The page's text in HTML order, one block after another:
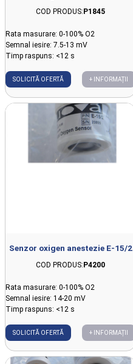
COD PRODUS:P1845
Rata masurare: 0-100% O2
Semnal iesire: 7.5-13 mV
Timp raspuns: <12 s
SOLICITĂ OFERTĂ + INFORMAȚII
Senzor oxigen anestezie E-15/2
COD PRODUS:P4200
Rata masurare: 0-100% O2
Semnal iesire: 14-20 mV
Timp raspuns: <12 s
SOLICITĂ OFERTĂ + INFORMAȚII